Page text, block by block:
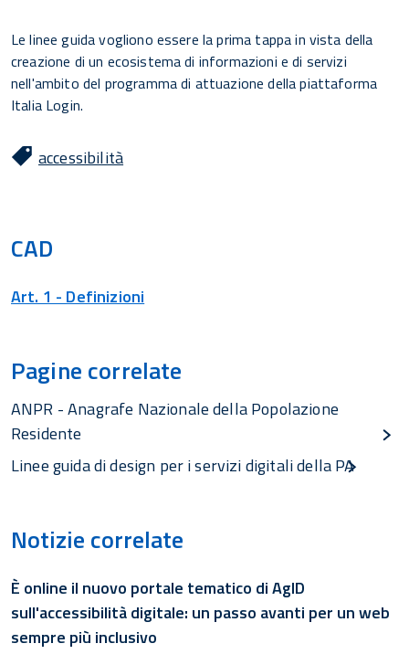
Le linee guida vogliono essere la prima tappa in vista della
creazione di un ecosistema di informazioni e di servizi
nell'ambito del programma di attuazione della piattaforma
Italia Login.
accessibilità
CAD
Art. 1 - Definizioni
Pagine correlate
ANPR - Anagrafe Nazionale della Popolazione
Residente
Linee guida di design per i servizi digitali della PA
Notizie correlate
È online il nuovo portale tematico di AgID
sull'accessibilità digitale: un passo avanti per un web
sempre più inclusivo